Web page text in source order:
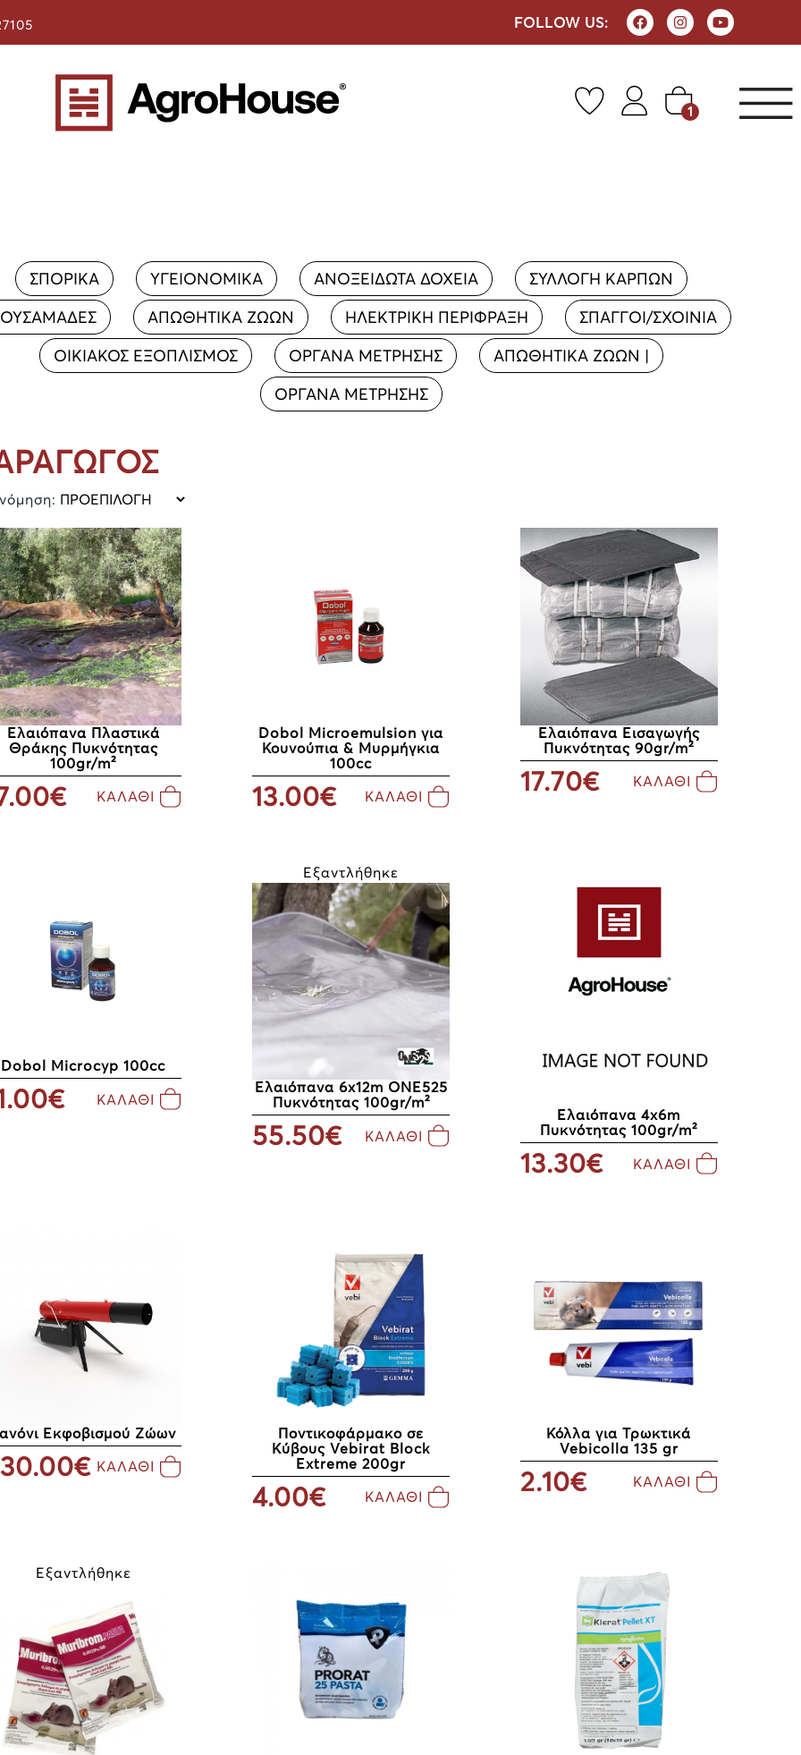
FOLLOW US:
1
ΣΠΟΡΙΚΑ ΥΓΕΙΟΝΟΜΙΚΑ ΑΝΟΞΕΙΔΩΤΑ ΔΟΧΕΙΑ
ΣΥΛΛΟΓΗ ΚΑΡΠΩΝ
ΑΠΩΘΗΤΙΚΑ ΖΩΩΝ ΗΛΕΚΤΡΙΚΗ ΠΕΡΙΦΡΑΞΗ
ΣΠΑΓΓΟΙ/ΣΧΟΙΝΙΑ
ΟΙΚΙΑΚΟΣ ΕΞΟΠΛΙΣΜΟΣ
ΟΡΓΑΝΑ ΜΕΤΡΗΣΗΣ
ΑΠΩΘΗΤΙΚΑ ΖΩΩΝ |
ΟΡΓΑΝΑ ΜΕΤΡΗΣΗΣ
Ελαιόπανα Πλαστικά
Θράκης Πυκνότητας
100gr/m²
ΚΑΛΑΘΙ
Dobol Microemulsion για
Κουνούπια & Μυρμήγκια
100cc
13.00€ ΚΑΛΑΘΙ
Ελαιόπανα Εισαγωγής
Πυκνότητας 90gr/m²
17.70€ ΚΑΛΑΘΙ
Dobol Microcyp 100cc
ΚΑΛΑΘΙ
Εξαντλήθηκε
Ελαιόπανα 6x12m ONE525
Πυκνότητας 100gr/m²
55.50€ ΚΑΛΑΘΙ
Ελαιόπανα 4x6m
Πυκνότητας 100gr/m²
13.30€ ΚΑΛΑΘΙ
Εκφοβισμού Ζώων
ΚΑΛΑΘΙ
Ποντικοφάρμακο σε
Κύβους Vebirat Block
Extreme 200gr
4.00€ ΚΑΛΑΘΙ
Κόλλα για Τρωκτικά
Vebicolla 135 gr
2.10€ ΚΑΛΑΘΙ
Εξαντλήθηκε